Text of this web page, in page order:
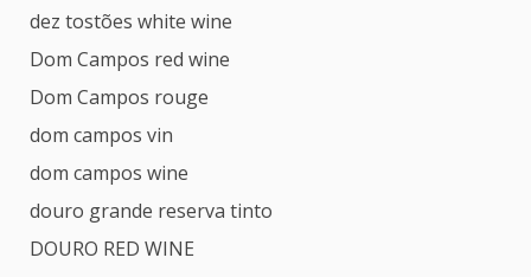
dez tostões white wine
Dom Campos red wine
Dom Campos rouge
dom campos vin
dom campos wine
douro grande reserva tinto
DOURO RED WINE